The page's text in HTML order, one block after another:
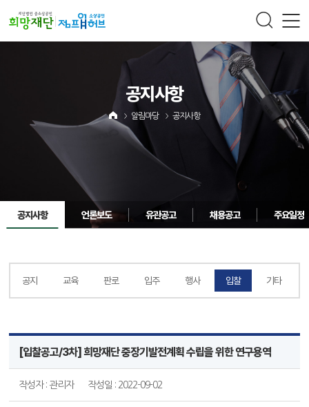
공지사항
알림마당 공지사항
공지사항 언론보도 유관공고 채용공고 주요일정
공지 교육 판로 입주 행사 입찰 기타
[입찰공고/3차] 희망재단 중장기발전계획 수립을 위한 연구용역
작성자 : 관리자 작성일 : 2022-09-02